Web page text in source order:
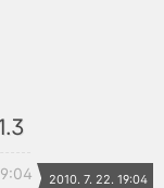
2010. 7. 22. 19:04